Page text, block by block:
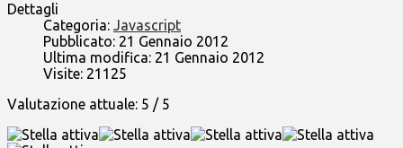
Dettagli
Categoria: Javascript
Pubblicato: 21 Gennaio 2012
Ultima modifica: 21 Gennaio 2012
Visite: 21125
Valutazione attuale: 5 / 5